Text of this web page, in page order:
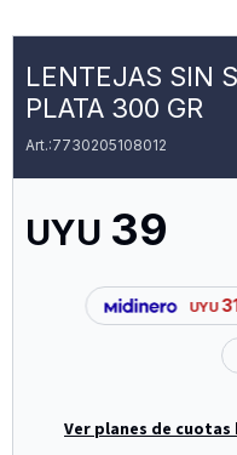
LENTEJAS SIN
PLATA 300 GR
7730205108012
UYU 39
UYU
Ver planes de